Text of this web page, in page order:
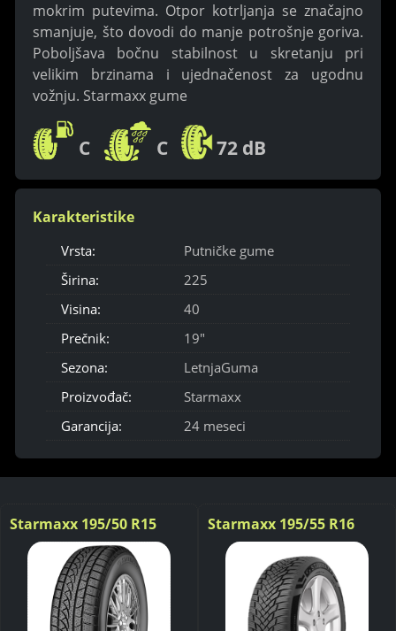
mokrim putevima. Otpor kotrljanja se značajno
smanjuje, što dovodi do manje potrošnje goriva.
Poboljšava bočnu stabilnost u skretanju pri
velikim brzinama i ujednačenost za ugodnu
vožnju. Starmaxx gume
C C 72 dB
Karakteristike
Vrsta:
Putničke gume
Širina:
225
Visina:
40
Prečnik:
19"
Sezona:
LetnjaGuma
Proizvođač:
Starmaxx
Garancija:
24 meseci
Starmaxx 195/50 R15
Icegripper W850 82H
Starmaxx 195/55 R16
Maxx Out ST582 87H